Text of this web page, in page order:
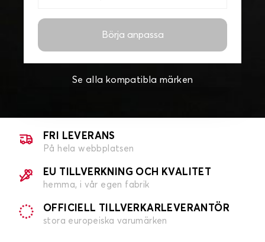
Börja anpassa
Se alla kompatibla märken
FRI LEVERANS
På hela webbplatsen
EU TILLVERKNING OCH KVALITET
hemma, i vår egen fabrik
OFFICIELL TILLVERKARLEVERANTÖR
stora europeiska varumärken